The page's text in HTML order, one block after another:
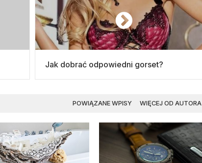
Jak dobrać odpowiedni gorset?
POWIĄZANE WPISY WIĘCEJ OD AUTORA